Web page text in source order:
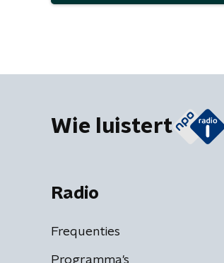
Wie luistert
Radio
Frequenties
Programma's